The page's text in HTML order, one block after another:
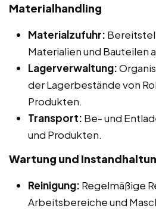
Materialhandling
Materialzufuhr:
Materialien und Bauteilen
Lagerverwaltung:
der Lagerbestände von
Produkten.
Transport: Be- und
und Produkten.
Wartung und
Reinigung: Regelmäßige
Arbeitsbereiche und